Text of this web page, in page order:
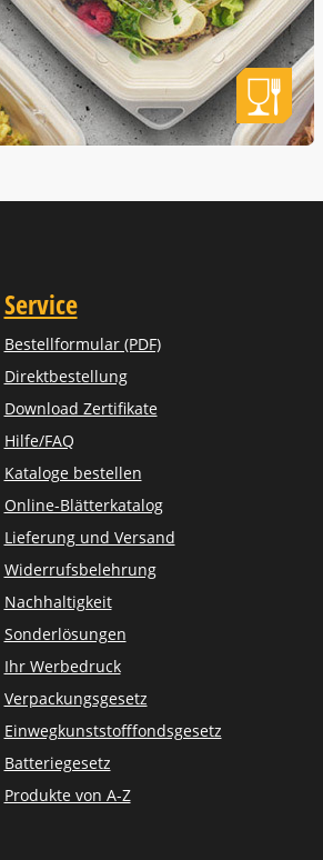
Service
Bestellformular (PDF)
Direktbestellung
Download Zertifikate
Hilfe/FAQ
Kataloge bestellen
Online-Blätterkatalog
Lieferung und Versand
Widerrufsbelehrung
Nachhaltigkeit
Sonderlösungen
Ihr Werbedruck
Verpackungsgesetz
Einwegkunststofffondsgesetz
Batteriegesetz
Produkte von A-Z